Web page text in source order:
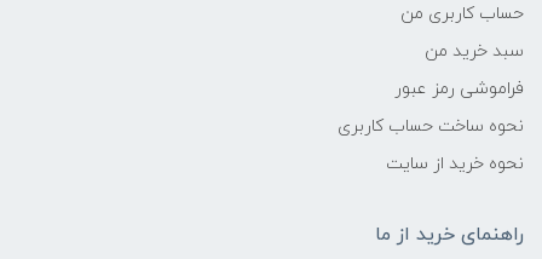
حساب کاربری من
سبد خرید من
فراموشی رمز عبور
نحوه ساخت حساب کاربری
نحوه خرید از سایت
راهنمای خرید از ما